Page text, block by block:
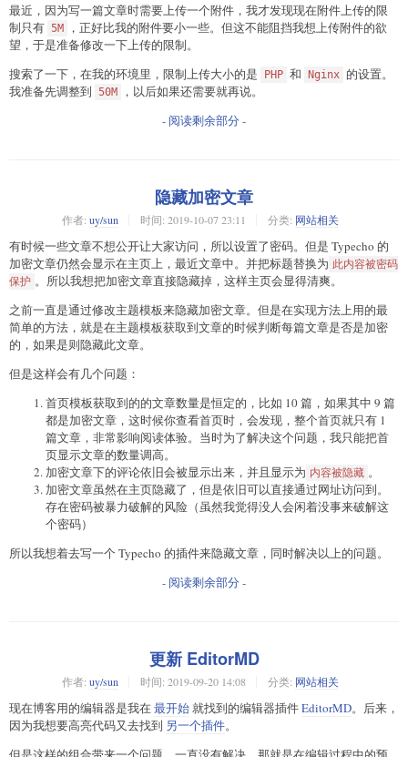
最近，因为写一篇文章时需要上传一个附件，我才发现现在附件上传的限
制只有 5M
，正好比我的附件要小一些。但这不能阻挡我想上传附件的欲
望，于是准备修改一下上传的限制。
搜索了一下，在我的环境里，限制上传大小的是
PHP 和 Nginx 的设置。
我准备先调整到 50M
，以后如果还需要就再说。
- 阅读剩余部分 -
隐藏加密文章
作者: uy/sun 时间: 2019-10-07 23:11 分类: 网站相关
有时候一些文章不想公开让大家访问，所以设置了密码。但是 Typecho 的
加密文章仍然会显示在主页上，最近文章中。并把标题替换为 此内容被密码
保护 。所以我想把加密文章直接隐藏掉，这样主页会显得清爽。
之前一直是通过修改主题模板来隐藏加密文章。但是在实现方法上用的最
简单的方法，就是在主题模板获取到文章的时候判断每篇文章是否是加密
的，如果是则隐藏此文章。
但是这样会有几个问题：
首页模板获取到的的文章数量是恒定的，比如 10 篇，如果其中 9 篇
都是加密文章，这时候你查看首页时，会发现，整个首页就只有 1
篇文章，非常影响阅读体验。当时为了解决这个问题，我只能把首
页显示文章的数量调高。
加密文章下的评论依旧会被显示出来，并且显示为 内容被隐藏 。
加密文章虽然在主页隐藏了，但是依旧可以直接通过网址访问到。
存在密码被暴力破解的风险（虽然我觉得没人会闲着没事来破解这
个密码）
所以我想着去写一个 Typecho 的插件来隐藏文章，同时解决以上的问题。
- 阅读剩余部分 -
更新 EditorMD
作者: uy/sun 时间: 2019-09-20 14:08 分类: 网站相关
现在博客用的编辑器是我在最开始就找到的编辑器插件EditorMD。后来，
因为我想要高亮代码又去找到 另一个插件。